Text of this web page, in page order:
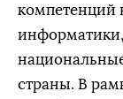
компетенций
информатики,
страны. В